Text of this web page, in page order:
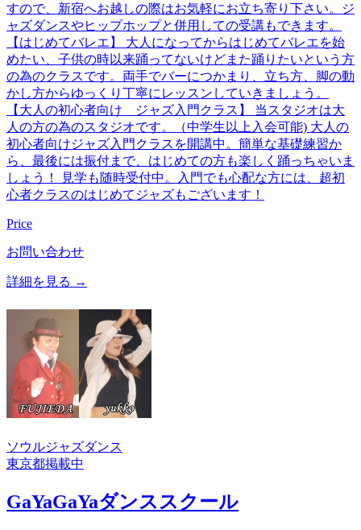
すので、新宿へお越しの際はお気軽にお立ち寄り下さい。ジ
ャズダンスやヒップホップと併用しての受講もできます。
【はじめてバレエ】 大人になってからはじめてバレエを始
めたい、子供の時以来踊ってないけどまた踊りたいという方
の為のクラスです。両手でバーにつかまり、立ち方、脚の動
かし方からゆっくり丁寧にレッスンしていきましょう。
【大人の初心者向け ジャズ入門クラス】 当スタジオは大
人の方の為のスタジオです。（中学生以上入会可能) 大人の
初心者向けジャズ入門クラスを開講中。簡単な基礎練習か
ら、最後には振付まで、はじめての方も楽しく踊っちゃいま
しょう！ 見学も随時受付中。入門でも心配な方には、超初
心者クラスのはじめてジャズもございます！
Price
お問い合わせ
詳細を見る →
ソウルジャズダンス
東京都掲載中
GaYaGaYaダンススクール